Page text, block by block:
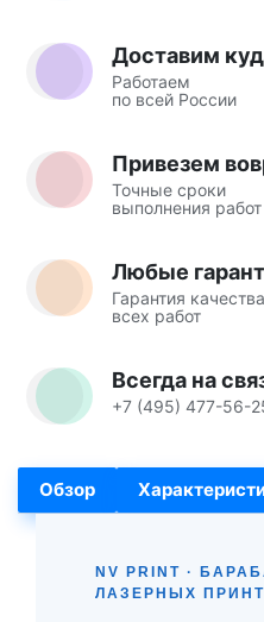
Доставим
Работаем
по всей России
Привезем
Точные сроки
выполнения работ
Любые
Гарантия качества
всех работ
Всегда на
+7 (495) 477-56-
Обзор
NV PRINT ·
ЛАЗЕРНЫХ